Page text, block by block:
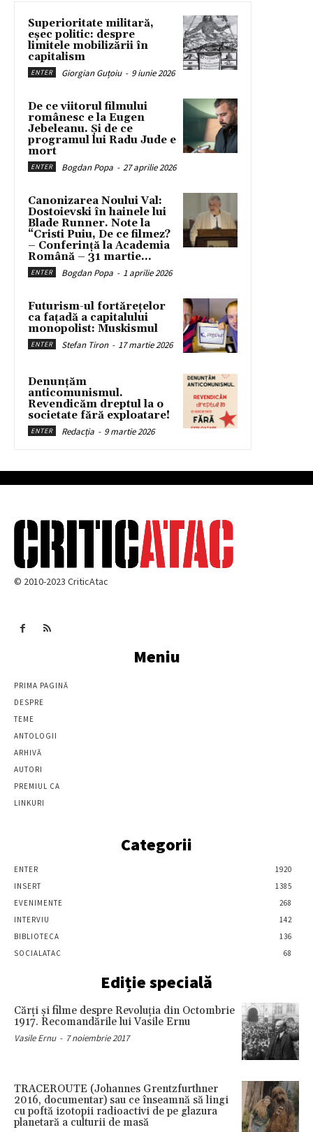
Superioritate militară,
eșec politic: despre
limitele mobilizării în
capitalism
ENTER Giorgian Guțoiu - 9 iunie 2026
De ce viitorul filmului
românesc e la Eugen
Jebeleanu. Și de ce
programul lui Radu Jude e
mort
ENTER Bogdan Popa - 27 aprilie 2026
Canonizarea Noului Val:
Dostoievski în hainele lui
Blade Runner. Note la
“Cristi Puiu, De ce filmez?
– Conferință la Academia
Română – 31 martie...
ENTER Bogdan Popa - 1 aprilie 2026
Futurism-ul fortărețelor
ca fațadă a capitalului
monopolist: Muskismul
ENTER Stefan Tiron - 17 martie 2026
Denunțăm
anticomunismul.
Revendicăm dreptul la o
societate fără exploatare!
ENTER Redacția - 9 martie 2026
© 2010-2023 CriticAtac
Meniu
PRIMA PAGINĂ
DESPRE
TEME
ANTOLOGII
ARHIVĂ
AUTORI
PREMIUL CA
LINKURI
Categorii
ENTER
1920
INSERT
1385
EVENIMENTE
268
INTERVIU
142
BIBLIOTECA
136
SOCIALATAC
68
Ediție specială
Cărţi şi filme despre Revoluţia din Octombrie
1917. Recomandările lui Vasile Ernu
Vasile Ernu - 7 noiembrie 2017
TRACEROUTE (Johannes Grentzfurthner
2016, documentar) sau ce înseamnă să lingi
cu poftă izotopii radioactivi de pe glazura
planetară a culturii de masă